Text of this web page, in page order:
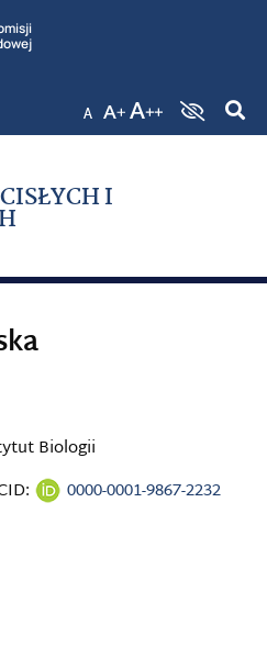
I
Biologii
0000-0001-9867-2232